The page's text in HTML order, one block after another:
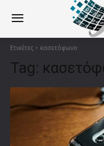
Ετικέτες κασετόφωνο
Tag: